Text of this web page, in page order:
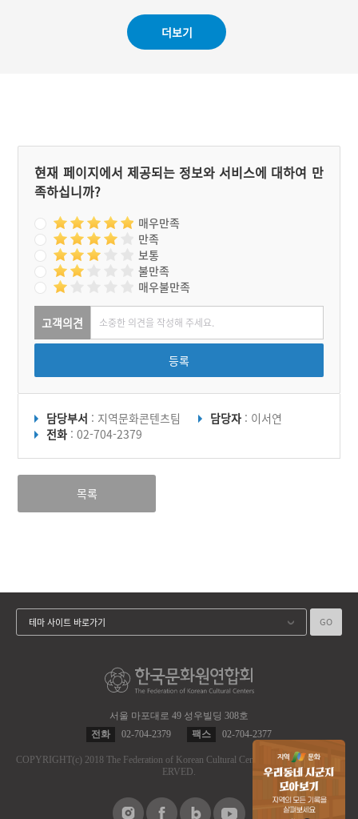
로 강등된 후 강원도 영월로
유배되었다. 한양의 돈화문
에서 출발하여 남한강 물길
는 단종이 지났던 길이 많은
사연을 품고 있으며, 현대에
와서 통곡의 길, 충절의 길,
인륜의 길 등으로 재구성되
더보기
현재 페이지에서 제공되는 정보와 서비스에 대하여 만
족하십니까?
매우만족
만족
보통
불만족
매우불만족
고객의견
등록
담당부서 : 지역문화콘텐츠팀 담당자 : 이서연
전화 : 02-704-2379
목록
서울 마포대로 49 성우빌딩 308호
전화
02-704-2379 팩스 02-704-2377
COPYRIGHT(c) 2018 The Federation of Korean Cultural Centers.
ALL RIGHT RES
ERVED.
테마 사이트 바로가기 GO